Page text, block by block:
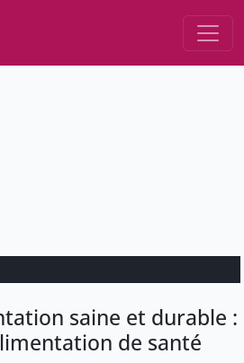
saine et durable :
de santé